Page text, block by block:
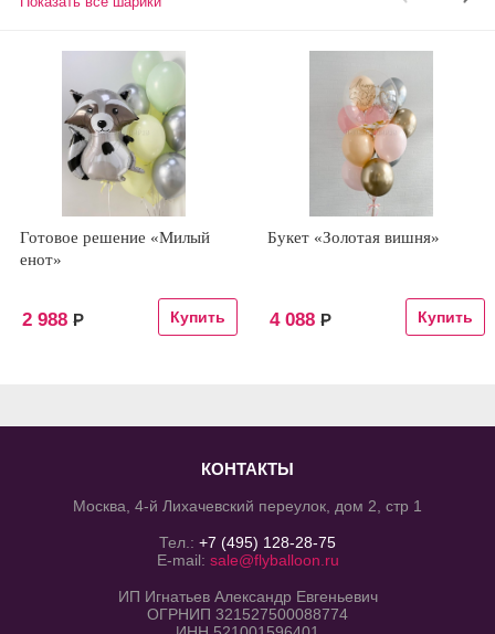
Готовое решение «Милый
енот»
2 988 Р
Букет «Золотая вишня»
4 088 Р
КОНТАКТЫ
Москва, 4-й Лихачевский переулок, дом 2, стр 1
Тел.: +7 (495) 128-28-75
E-mail: sale@flyballoon.ru
ИП Игнатьев Александр Евгеньевич
ОГРНИП 321527500088774